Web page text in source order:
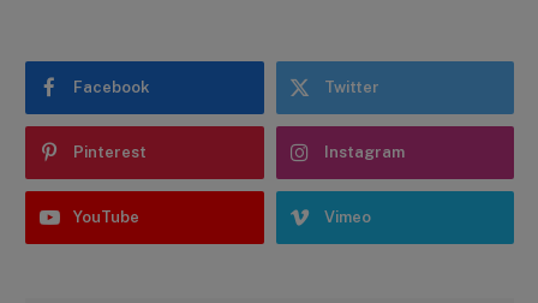
Facebook Twitter
Pinterest Instagram
YouTube Vimeo